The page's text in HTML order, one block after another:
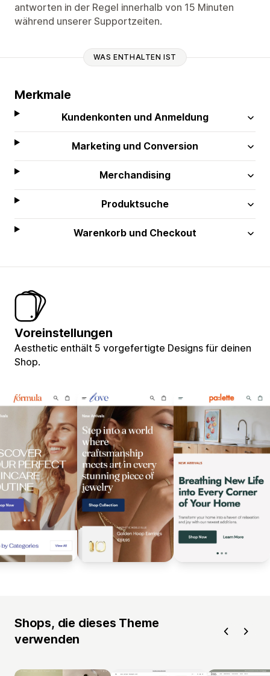
antworten in der Regel innerhalb von 15 Minuten
während unserer Supportzeiten.
WAS ENTHALTEN IST
Merkmale
Kundenkonten und Anmeldung
Marketing und Conversion
Merchandising
Produktsuche
Warenkorb und Checkout
Voreinstellungen
Aesthetic enthält 5 vorgefertigte Designs für deinen
Shop.
Shops, die dieses Theme
verwenden